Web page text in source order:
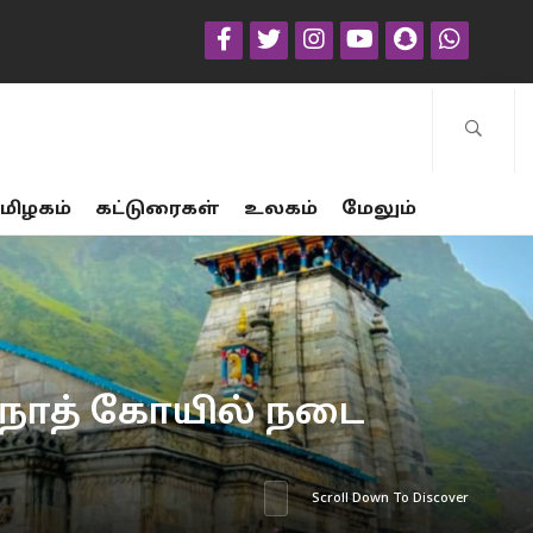
கட்டுரைகள் உலகம் மேலும்
கோயில் நடை
Scroll Down To Discover